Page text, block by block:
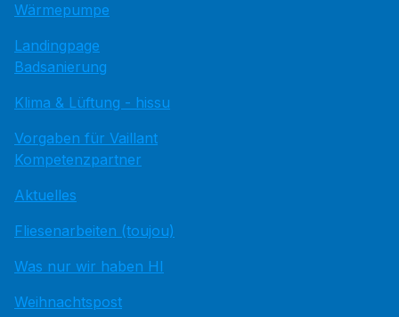
Wärmepumpe
Landingpage
Badsanierung
Klima & Lüftung - hissu
Vorgaben für Vaillant
Kompetenzpartner
Aktuelles
Fliesenarbeiten (toujou)
Was nur wir haben HI
Weihnachtspost